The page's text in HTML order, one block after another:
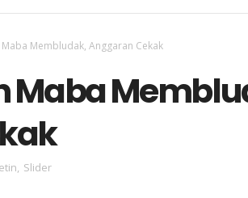
Maba Membludak, Anggaran Cekak
Maba
, Slider